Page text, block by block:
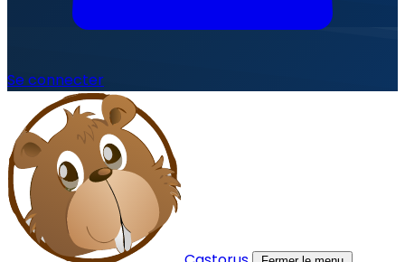
Se connecter